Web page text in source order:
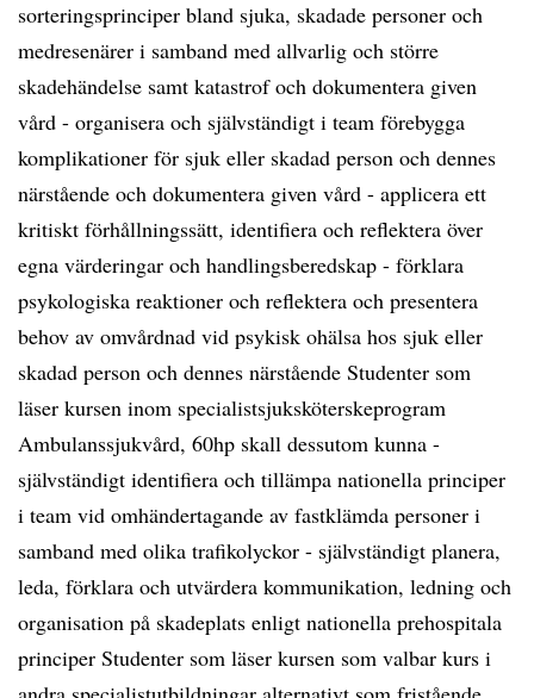
sorteringsprinciper bland sjuka, skadade personer och
medresenärer i samband med allvarlig och större
skadehändelse samt katastrof och dokumentera given
vård - organisera och självständigt i team förebygga
komplikationer för sjuk eller skadad person och dennes
närstående och dokumentera given vård - applicera ett
kritiskt förhållningssätt, identifiera och reflektera över
egna värderingar och handlingsberedskap - förklara
psykologiska reaktioner och reflektera och presentera
behov av omvårdnad vid psykisk ohälsa hos sjuk eller
skadad person och dennes närstående Studenter som
läser kursen inom specialistsjuksköterskeprogram
Ambulanssjukvård, 60hp skall dessutom kunna -
självständigt identifiera och tillämpa nationella principer
i team vid omhändertagande av fastklämda personer i
samband med olika trafikolyckor - självständigt planera,
leda, förklara och utvärdera kommunikation, ledning och
organisation på skadeplats enligt nationella prehospitala
principer Studenter som läser kursen som valbar kurs i